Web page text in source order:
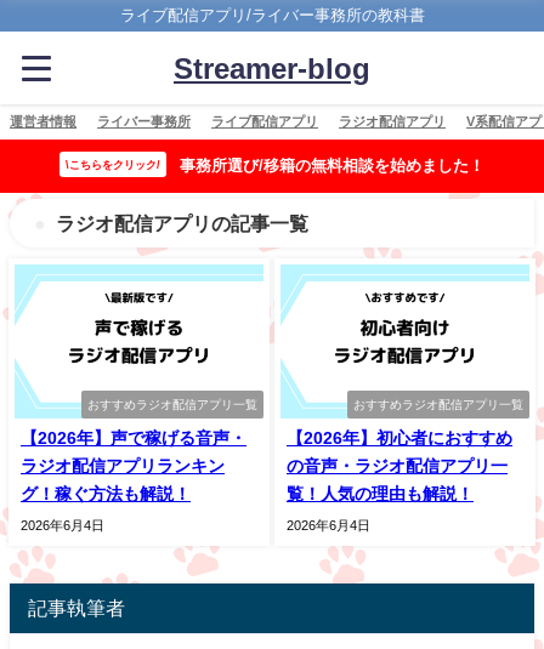
ライブ配信アプリ/ライバー事務所の教科書
Streamer-blog
運営者情報 ライバー事務所 ライブ配信アプリ ラジオ配信アプリ V系配信アプ
\こちらをクリック/ 事務所選び/移籍の無料相談を始めました！
ラジオ配信アプリの記事一覧
おすすめラジオ配信アプリ一覧
【2026年】声で稼げる音声・
ラジオ配信アプリランキン
グ！稼ぐ方法も解説！
2026年6月4日
おすすめラジオ配信アプリ一覧
【2026年】初心者におすすめ
の音声・ラジオ配信アプリ一
覧！人気の理由も解説！
2026年6月4日
記事執筆者